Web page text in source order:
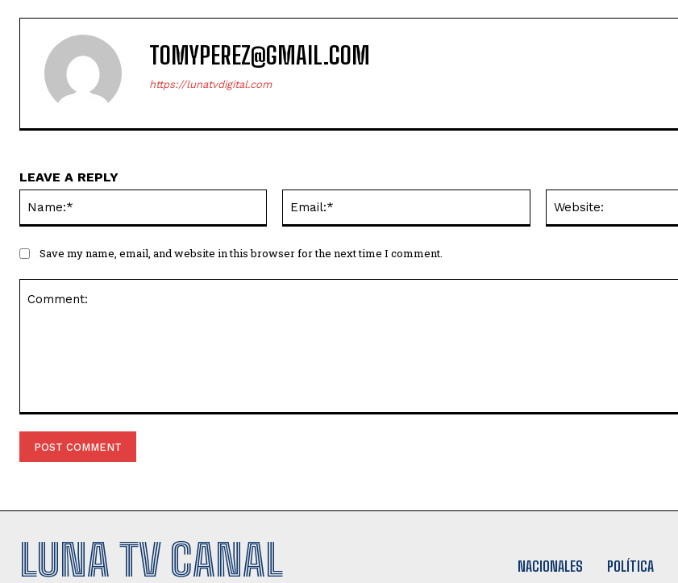
TOMYPEREZ@GMAIL.COM
https://lunatvdigital.com
LEAVE A REPLY
Save my name, email, and website in this browser for the next time I comment.
LUNA TV CANAL
NACIONALES POLÍTICA